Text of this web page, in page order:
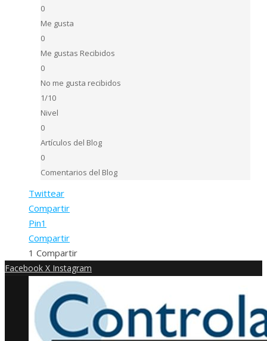
0
Me gusta
0
Me gustas Recibidos
0
No me gusta recibidos
1/10
Nivel
0
Artículos del Blog
0
Comentarios del Blog
Twittear
Compartir
Pin1
Compartir
1 Compartir
Facebook X Instagram